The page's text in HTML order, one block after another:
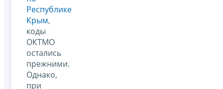
Республике
Крым,
коды
ОКТМО
остались
прежними.
Однако,
при